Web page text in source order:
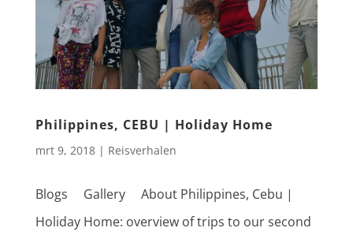
Philippines, CEBU | Holiday Home
mrt 9, 2018| Reisverhalen
Blogs Gallery About Philippines, Cebu |
Holiday Home: overview of trips to our second